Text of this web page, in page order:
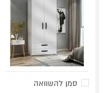
סמן להשוואה